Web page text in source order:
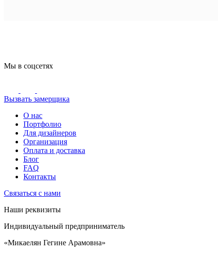
Мы в соцсетях
Вызвать замерщика
О нас
Портфолио
Для дизайнеров
Организация
Оплата и доставка
Блог
FAQ
Контакты
Связаться с нами
Наши реквизиты
Индивидуальный предприниматель
«Микаелян Гегине Арамовна»